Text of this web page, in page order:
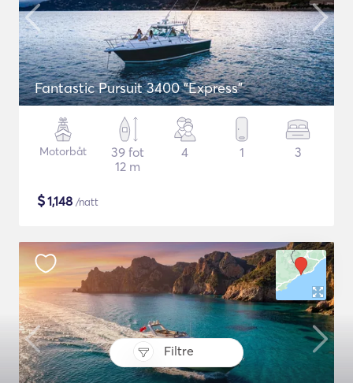
Filtre
Fantastic Pursuit 3400 "Express"
Motorbåt
39 fot
12 m
4 1 3
$1,148 /natt